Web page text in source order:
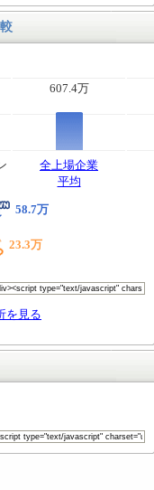
607.4万
全上場企業
平均
58.7万
23.3万
を見る